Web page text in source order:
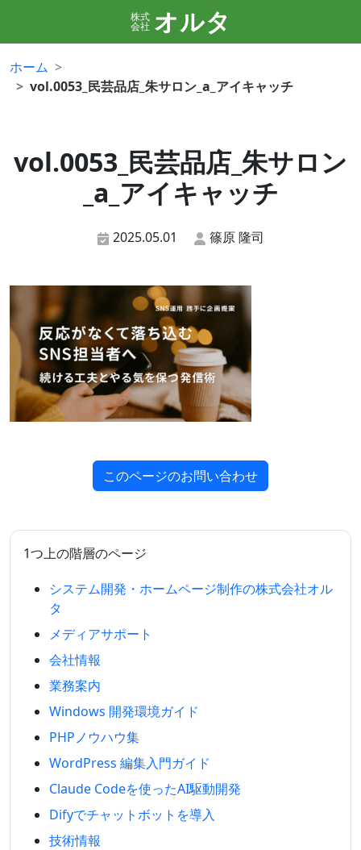
株式
会社 オルタ
ホーム
vol.0053_民芸品店_朱サロン_a_アイキャッチ
vol.0053_民芸品店_朱サロン
_a_アイキャッチ
2025.05.01 篠原 隆司
このページのお問い合わせ
1つ上の階層のページ
システム開発・ホームページ制作の株式会社オル
タ
メディアサポート
会社情報
業務案内
Windows 開発環境ガイド
PHPノウハウ集
WordPress 編集入門ガイド
Claude Codeを使ったAI駆動開発
Difyでチャットボットを導入
技術情報